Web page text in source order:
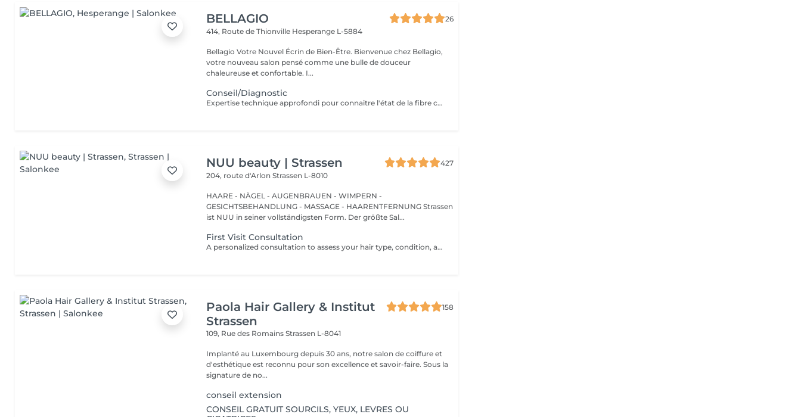
BELLAGIO
26
414, Route de Thionville Hesperange L-5884
Bellagio Votre Nouvel Écrin de Bien-Être. Bienvenue chez Bellagio,
votre nouveau salon pensé comme une bulle de douceur
chaleureuse et confortable. I...
Conseil/Diagnostic
Expertise technique approfondi pour connaitre l'état de la fibre capillaire et diagnostic il vous aide à choisir une coupe et coiffage adapté à votre morphologie. Nous travaillons exclusivement avec un produit breveté de coloration permanente professionnelle sans ammoniaque, enrichie en caviar et en kératine. Elle offre des résultats intenses, homogènes et durables tout en respectant la fibre capillaire. Sa formule assure une couverture optimale des cheveux blancs, une excellente tenue et une brillance remarquable. Pour les blond la formule infusée d'actifs cosmétiques végétaux hydratants et protecteurs, permet un travail d'éclaircissement profond tout en douceur.
NUU beauty | Strassen
427
204, route d'ArlonStrassen L-8010
HAARE - NÄGEL - AUGENBRAUEN - WIMPERN -
GESICHTSBEHANDLUNG - MASSAGE - HAARENTFERNUNG Strassen
ist NUU in seiner vollständigsten Form. Der größte Sal...
First Visit Consultation
A personalized consultation to assess your hair type, condition, and goals helping us recommend the perfect treatments, color, or cut to suit your style and lifestyle.
Paola Hair Gallery & Institut
Strassen
158
109, Rue des RomainsStrassen L-8041
Implanté au Luxembourg depuis 30 ans, notre salon de coiffure et
d'esthétique est reconnu pour son excellence et savoir-faire. Sous la
signature de no...
conseil extension
CONSEIL GRATUIT SOURCILS, YEUX, LEVRES OU